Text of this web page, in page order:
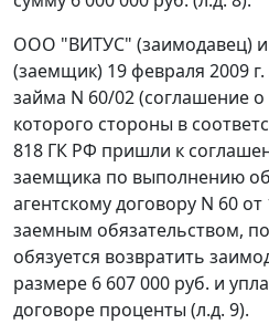
ООО "ВИТУС" (заимодавец)
(заемщик) 19 февраля 2009
займа N 60/02 (соглашение
которого стороны в
818 ГК РФ пришли к
заемщика по выполнению
агентскому договору N 60
заемным обязательством,
обязуется возвратить
размере 6 607 000 руб. и
договоре проценты (л.д. 9).